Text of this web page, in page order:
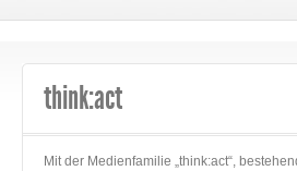
think:act
Mit der Medienfamilie „think:act“,